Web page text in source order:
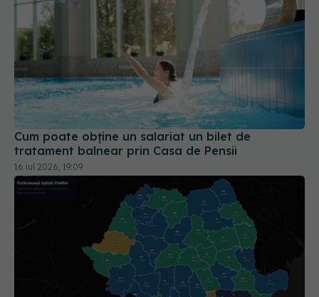
Cum poate obține un salariat un bilet de
tratament balnear prin Casa de Pensii
16 iul 2026, 19:09